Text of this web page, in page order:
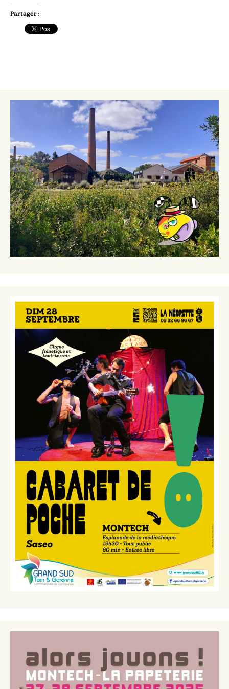
Partager :